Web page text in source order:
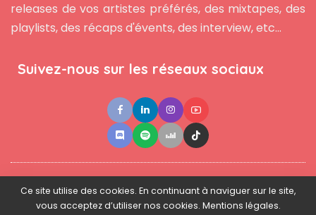
releases de vos artistes préférés, des mixtapes, des
playlists, des récaps d'évents, des interview, etc...
Suivez-nous sur les réseaux sociaux
Contact ●Newsletter ● L'équipe ● Mentions légales
Ce site utilise des cookies. En continuant à naviguer sur le site,
vous acceptez d’utiliser nos cookies. Mentions légales.